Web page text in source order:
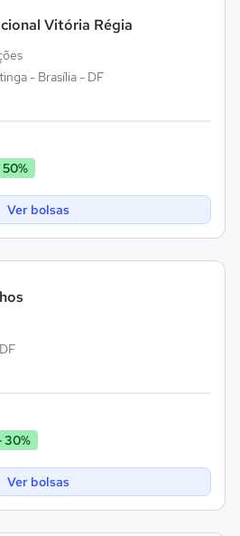
Vitória Régia
- Brasília - DF
Ver bolsas
30%
Ver bolsas